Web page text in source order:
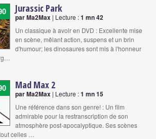
Jurassic Park
par Ma2Max | Lecture :1 mn 42
Un classique à avoir en DVD : Excellente mise
en scène, mêlant action, suspens et un brin
d'humour; les dinosaures sont mis à l'honneur
Mad Max 2
par Ma2Max | Lecture :1 mn 15
Une référence dans son genre! : Un film
admirable pour la restranscription de son
atmosphère post-apocalyptique. Ses scènes
celles …